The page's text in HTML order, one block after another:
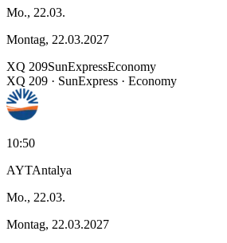
Mo., 22.03.
Montag, 22.03.2027
XQ 209SunExpressEconomy
XQ 209 · SunExpress · Economy
10:50
AYTAntalya
Mo., 22.03.
Montag, 22.03.2027